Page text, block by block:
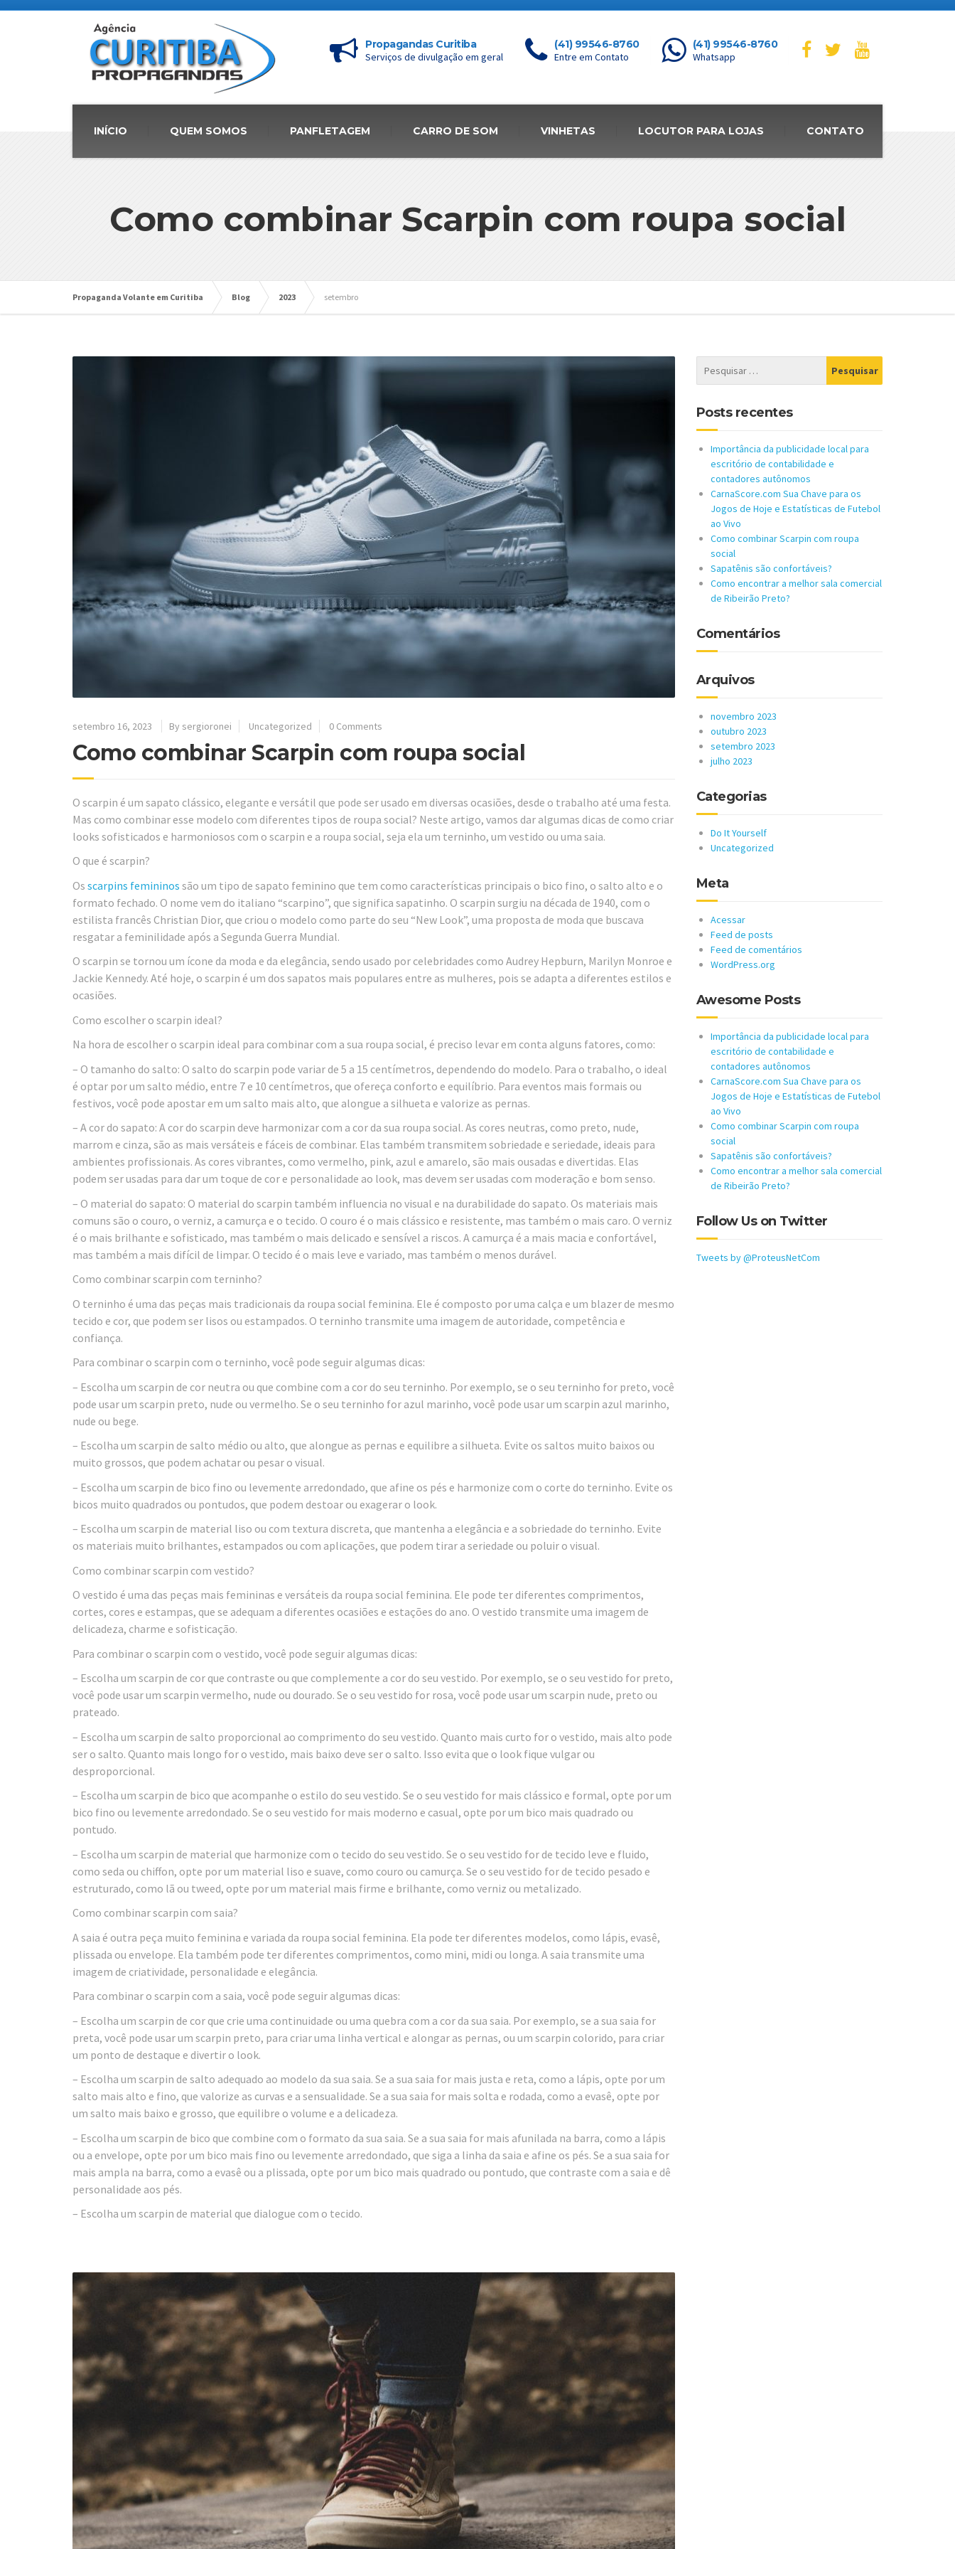
Propagandas Curitiba
Serviços de divulgação em geral
(41) 99546-8760
Entre em Contato
(41) 99546-8760
Whatsapp
INÍCIO QUEM SOMOS PANFLETAGEM CARRO DE SOM VINHETAS LOCUTOR PARA LOJAS CONTATO
Como combinar Scarpin com roupa social
Propaganda Volante em Curitiba Blog 2023 setembro
setembro 16, 2023 By sergioronei Uncategorized 0 Comments
Como combinar Scarpin com roupa social
O scarpin é um sapato clássico, elegante e versátil que pode ser usado em diversas ocasiões, desde o trabalho até uma festa.
Mas como combinar esse modelo com diferentes tipos de roupa social? Neste artigo, vamos dar algumas dicas de como criar
looks sofisticados e harmoniosos com o scarpin e a roupa social, seja ela um terninho, um vestido ou uma saia.
O que é scarpin?
Os scarpins femininos são um tipo de sapato feminino que tem como características principais o bico fino, o salto alto e o
formato fechado. O nome vem do italiano “scarpino”, que significa sapatinho. O scarpin surgiu na década de 1940, com o
estilista francês Christian Dior, que criou o modelo como parte do seu “New Look”, uma proposta de moda que buscava
resgatar a feminilidade após a Segunda Guerra Mundial.
O scarpin se tornou um ícone da moda e da elegância, sendo usado por celebridades como Audrey Hepburn, Marilyn Monroe e
Jackie Kennedy. Até hoje, o scarpin é um dos sapatos mais populares entre as mulheres, pois se adapta a diferentes estilos e
ocasiões.
Como escolher o scarpin ideal?
Na hora de escolher o scarpin ideal para combinar com a sua roupa social, é preciso levar em conta alguns fatores, como:
– O tamanho do salto: O salto do scarpin pode variar de 5 a 15 centímetros, dependendo do modelo. Para o trabalho, o ideal
é optar por um salto médio, entre 7 e 10 centímetros, que ofereça conforto e equilíbrio. Para eventos mais formais ou
festivos, você pode apostar em um salto mais alto, que alongue a silhueta e valorize as pernas.
– A cor do sapato: A cor do scarpin deve harmonizar com a cor da sua roupa social. As cores neutras, como preto, nude,
marrom e cinza, são as mais versáteis e fáceis de combinar. Elas também transmitem sobriedade e seriedade, ideais para
ambientes profissionais. As cores vibrantes, como vermelho, pink, azul e amarelo, são mais ousadas e divertidas. Elas
podem ser usadas para dar um toque de cor e personalidade ao look, mas devem ser usadas com moderação e bom senso.
– O material do sapato: O material do scarpin também influencia no visual e na durabilidade do sapato. Os materiais mais
comuns são o couro, o verniz, a camurça e o tecido. O couro é o mais clássico e resistente, mas também o mais caro. O verniz
é o mais brilhante e sofisticado, mas também o mais delicado e sensível a riscos. A camurça é a mais macia e confortável,
mas também a mais difícil de limpar. O tecido é o mais leve e variado, mas também o menos durável.
Como combinar scarpin com terninho?
O terninho é uma das peças mais tradicionais da roupa social feminina. Ele é composto por uma calça e um blazer de mesmo
tecido e cor, que podem ser lisos ou estampados. O terninho transmite uma imagem de autoridade, competência e
confiança.
Para combinar o scarpin com o terninho, você pode seguir algumas dicas:
– Escolha um scarpin de cor neutra ou que combine com a cor do seu terninho. Por exemplo, se o seu terninho for preto, você
pode usar um scarpin preto, nude ou vermelho. Se o seu terninho for azul marinho, você pode usar um scarpin azul marinho,
nude ou bege.
– Escolha um scarpin de salto médio ou alto, que alongue as pernas e equilibre a silhueta. Evite os saltos muito baixos ou
muito grossos, que podem achatar ou pesar o visual.
– Escolha um scarpin de bico fino ou levemente arredondado, que afine os pés e harmonize com o corte do terninho. Evite os
bicos muito quadrados ou pontudos, que podem destoar ou exagerar o look.
– Escolha um scarpin de material liso ou com textura discreta, que mantenha a elegância e a sobriedade do terninho. Evite
os materiais muito brilhantes, estampados ou com aplicações, que podem tirar a seriedade ou poluir o visual.
Como combinar scarpin com vestido?
O vestido é uma das peças mais femininas e versáteis da roupa social feminina. Ele pode ter diferentes comprimentos,
cortes, cores e estampas, que se adequam a diferentes ocasiões e estações do ano. O vestido transmite uma imagem de
delicadeza, charme e sofisticação.
Para combinar o scarpin com o vestido, você pode seguir algumas dicas:
– Escolha um scarpin de cor que contraste ou que complemente a cor do seu vestido. Por exemplo, se o seu vestido for preto,
você pode usar um scarpin vermelho, nude ou dourado. Se o seu vestido for rosa, você pode usar um scarpin nude, preto ou
prateado.
– Escolha um scarpin de salto proporcional ao comprimento do seu vestido. Quanto mais curto for o vestido, mais alto pode
ser o salto. Quanto mais longo for o vestido, mais baixo deve ser o salto. Isso evita que o look fique vulgar ou
desproporcional.
– Escolha um scarpin de bico que acompanhe o estilo do seu vestido. Se o seu vestido for mais clássico e formal, opte por um
bico fino ou levemente arredondado. Se o seu vestido for mais moderno e casual, opte por um bico mais quadrado ou
pontudo.
– Escolha um scarpin de material que harmonize com o tecido do seu vestido. Se o seu vestido for de tecido leve e fluido,
como seda ou chiffon, opte por um material liso e suave, como couro ou camurça. Se o seu vestido for de tecido pesado e
estruturado, como lã ou tweed, opte por um material mais firme e brilhante, como verniz ou metalizado.
Como combinar scarpin com saia?
A saia é outra peça muito feminina e variada da roupa social feminina. Ela pode ter diferentes modelos, como lápis, evasê,
plissada ou envelope. Ela também pode ter diferentes comprimentos, como mini, midi ou longa. A saia transmite uma
imagem de criatividade, personalidade e elegância.
Para combinar o scarpin com a saia, você pode seguir algumas dicas:
– Escolha um scarpin de cor que crie uma continuidade ou uma quebra com a cor da sua saia. Por exemplo, se a sua saia for
preta, você pode usar um scarpin preto, para criar uma linha vertical e alongar as pernas, ou um scarpin colorido, para criar
um ponto de destaque e divertir o look.
– Escolha um scarpin de salto adequado ao modelo da sua saia. Se a sua saia for mais justa e reta, como a lápis, opte por um
salto mais alto e fino, que valorize as curvas e a sensualidade. Se a sua saia for mais solta e rodada, como a evasê, opte por
um salto mais baixo e grosso, que equilibre o volume e a delicadeza.
– Escolha um scarpin de bico que combine com o formato da sua saia. Se a sua saia for mais afunilada na barra, como a lápis
ou a envelope, opte por um bico mais fino ou levemente arredondado, que siga a linha da saia e afine os pés. Se a sua saia for
mais ampla na barra, como a evasê ou a plissada, opte por um bico mais quadrado ou pontudo, que contraste com a saia e dê
personalidade aos pés.
– Escolha um scarpin de material que dialogue com o tecido.
Posts recentes
Importância da publicidade local para
escritório de contabilidade e
contadores autônomos
CarnaScore.com Sua Chave para os
Jogos de Hoje e Estatísticas de Futebol
ao Vivo
Como combinar Scarpin com roupa
social
Sapatênis são confortáveis?
Como encontrar a melhor sala comercial
de Ribeirão Preto?
Comentários
Arquivos
novembro 2023
outubro 2023
setembro 2023
julho 2023
Categorias
Do It Yourself
Uncategorized
Meta
Acessar
Feed de posts
Feed de comentários
WordPress.org
Awesome Posts
Importância da publicidade local para
escritório de contabilidade e
contadores autônomos
CarnaScore.com Sua Chave para os
Jogos de Hoje e Estatísticas de Futebol
ao Vivo
Como combinar Scarpin com roupa
social
Sapatênis são confortáveis?
Como encontrar a melhor sala comercial
de Ribeirão Preto?
Follow Us on Twitter
Tweets by @ProteusNetCom